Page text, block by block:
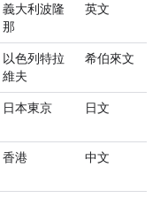
義大利波隆
那
英文
以色列特拉
維夫
希伯來文
日本東京 日文
香港 中文